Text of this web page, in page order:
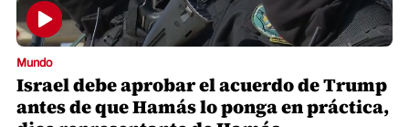
Mundo
Israel debe aprobar el acuerdo de Trump
antes de que Hamás lo ponga en práctica,